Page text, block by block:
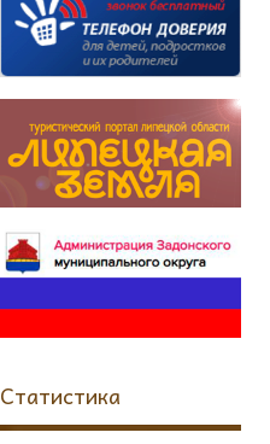
Статистика